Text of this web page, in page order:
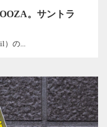
。サントラ
）の...